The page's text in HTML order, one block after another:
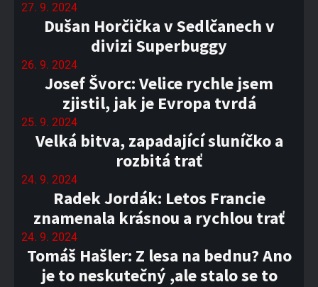
27. 9. 2024
Dušan Horčička v Sedlčanech v
divizi Superbuggy
26. 9. 2024
Josef Švorc: Velice rychle jsem
zjistil, jak je Evropa tvrdá
25. 9. 2024
Velká bitva, zapadající sluníčko a
rozbitá trať
24. 9. 2024
Radek Jordák: Letos Francie
znamenala krásnou a rychlou trať
24. 9. 2024
Tomáš Hašler: Z lesa na bednu? Ano
je to neskutečný ,ale stalo se to